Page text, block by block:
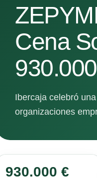
Cena
Ibercaja celebró
organizaciones
930.000 €